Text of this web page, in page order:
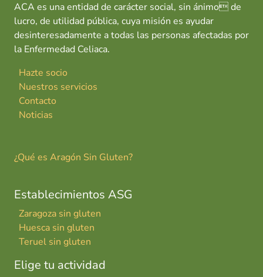
ACA es una entidad de carácter social, sin ánimo de
lucro, de utilidad pública, cuya misión es ayudar
desinteresadamente a todas las personas afectadas por
la Enfermedad Celiaca.
Hazte socio
Nuestros servicios
Contacto
Noticias
¿Qué es Aragón Sin Gluten?
Establecimientos ASG
Zaragoza sin gluten
Huesca sin gluten
Teruel sin gluten
Elige tu actividad